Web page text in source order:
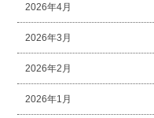
2026年4月
2026年3月
2026年2月
2026年1月